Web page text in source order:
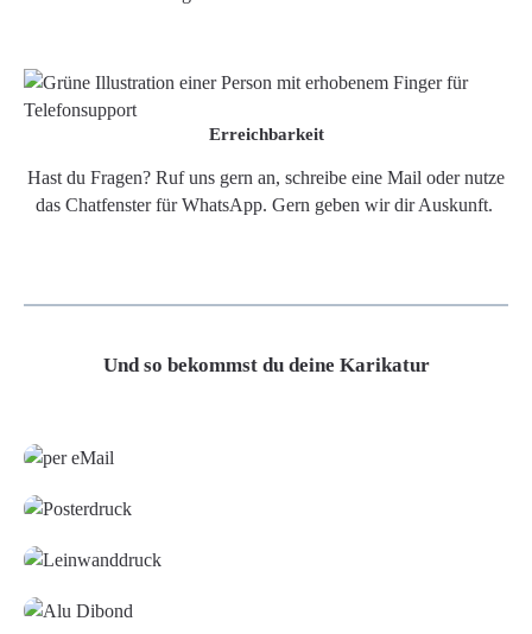
Erreichbarkeit
Hast du Fragen? Ruf uns gern an, schreibe eine Mail oder nutze
das Chatfenster für WhatsApp. Gern geben wir dir Auskunft.
Und so bekommst du deine Karikatur